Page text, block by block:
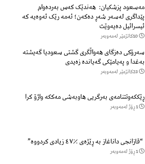
مەسعود پزشكیان: هەندێک کەس بەردەوام
پێداگری لەسەر شەڕ دەكەن؛ ئەمە رێک ئەوەیە کە
ئیسرائیل دەیەوێت
10كاتژمێر لەمەوبەر
سەرۆكی دەزگای هەواڵگری گشتی سعودیا گەیشتە
بەغدا و پەیامێكی گەیاندە زەیدی
23كاتژمێر لەمەوبەر
ڕێککەوتتنامەی بەرگریی هاوبەشی مەککە واژۆ کرا
1 ڕۆژ لەمەوبەر
“قازانجی داناغاز بە ڕێژەی ٪٤٧ زیادی کردووە”
1 ڕۆژ لەمەوبەر